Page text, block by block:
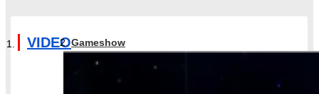
VIDEOGameshow